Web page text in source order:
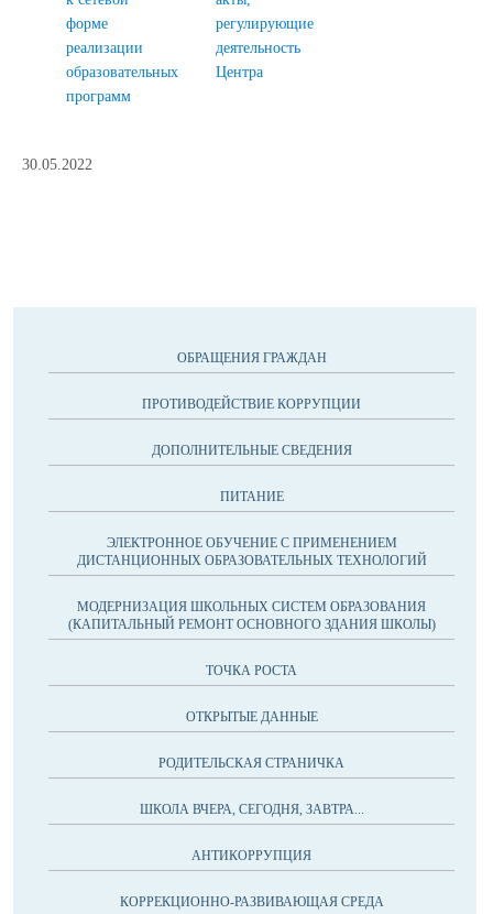
форме
реализации
образовательных
программ
регулирующие
деятельность
Центра
30.05.2022
ОБРАЩЕНИЯ ГРАЖДАН
ПРОТИВОДЕЙСТВИЕ КОРРУПЦИИ
ДОПОЛНИТЕЛЬНЫЕ СВЕДЕНИЯ
ПИТАНИЕ
ЭЛЕКТРОННОЕ ОБУЧЕНИЕ С ПРИМЕНЕНИЕМ
ДИСТАНЦИОННЫХ ОБРАЗОВАТЕЛЬНЫХ ТЕХНОЛОГИЙ
МОДЕРНИЗАЦИЯ ШКОЛЬНЫХ СИСТЕМ ОБРАЗОВАНИЯ
(КАПИТАЛЬНЫЙ РЕМОНТ ОСНОВНОГО ЗДАНИЯ ШКОЛЫ)
ТОЧКА РОСТА
ОТКРЫТЫЕ ДАННЫЕ
РОДИТЕЛЬСКАЯ СТРАНИЧКА
ШКОЛА ВЧЕРА, СЕГОДНЯ, ЗАВТРА...
АНТИКОРРУПЦИЯ
КОРРЕКЦИОННО-РАЗВИВАЮЩАЯ СРЕДА